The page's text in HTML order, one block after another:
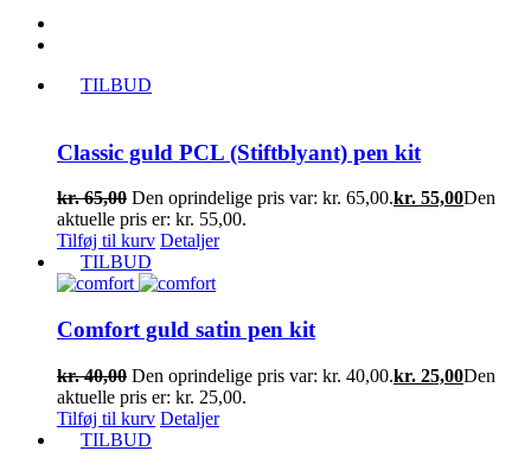
TILBUD
Classic guld PCL (Stiftblyant) pen kit
kr.65,00 Den oprindelige pris var: kr. 65,00.kr. 55,00Den
aktuelle pris er: kr. 55,00.
Tilføj til kurv Detaljer
TILBUD
Comfort guld satin pen kit
kr.40,00 Den oprindelige pris var: kr. 40,00.kr. 25,00Den
aktuelle pris er: kr. 25,00.
Tilføj til kurv Detaljer
TILBUD